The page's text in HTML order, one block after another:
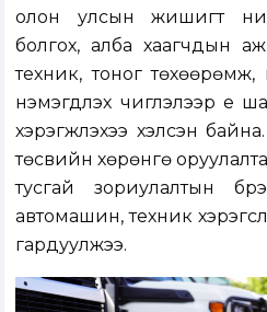
олон улсын жишигт
болгох, алба хаагчдын
техник, тоног
нэмэгдүүлэх чиглэлээр
хэрэгжүүлэхээ хэлсэн
төсвийн хөрөнгө
тусгай зориулалтын
автомашин, техник
гардуулжээ.